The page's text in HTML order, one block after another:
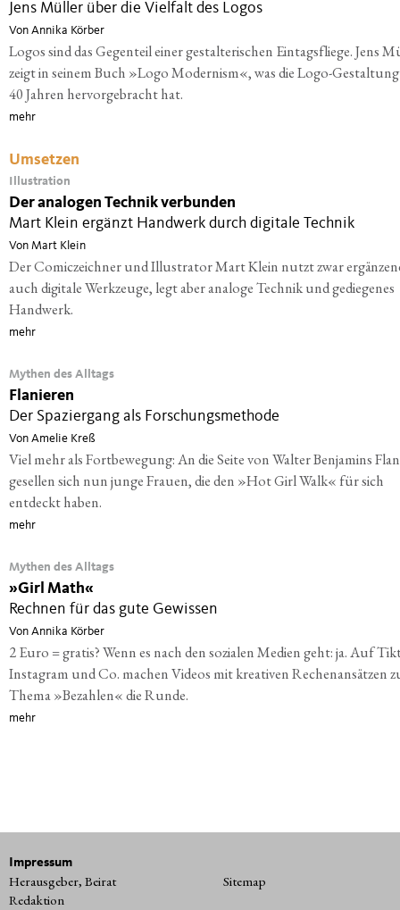
Jens Müller über die Vielfalt des Logos
Von Annika Körber
Logos sind das Gegenteil einer gestalterischen Eintagsfliege. Jens
zeigt in seinem Buch »Logo Modernism«, was die Logo-
40 Jahren hervorgebracht hat.
mehr
Umsetzen
Illustration
Der analogen Technik verbunden
Mart Klein ergänzt Handwerk durch digitale Technik
Von Mart Klein
Der Comiczeichner und Illustrator Mart Klein nutzt zwar
auch digitale Werkzeuge, legt aber analoge Technik und gediegenes
Handwerk.
mehr
Mythen des Alltags
Flanieren
Der Spaziergang als Forschungsmethode
Von Amelie Kreß
Viel mehr als Fortbewegung: An die Seite von Walter Benjamins
gesellen sich nun junge Frauen, die den »Hot Girl Walk« für sich
entdeckt haben.
mehr
Mythen des Alltags
»Girl Math«
Rechnen für das gute Gewissen
Von Annika Körber
2 Euro = gratis? Wenn es nach den sozialen Medien geht: ja. Auf
Instagram und Co. machen Videos mit kreativen Rechenansätzen
Thema »Bezahlen« die Runde.
mehr
Impressum
Herausgeber, Beirat
Redaktion
Sitemap